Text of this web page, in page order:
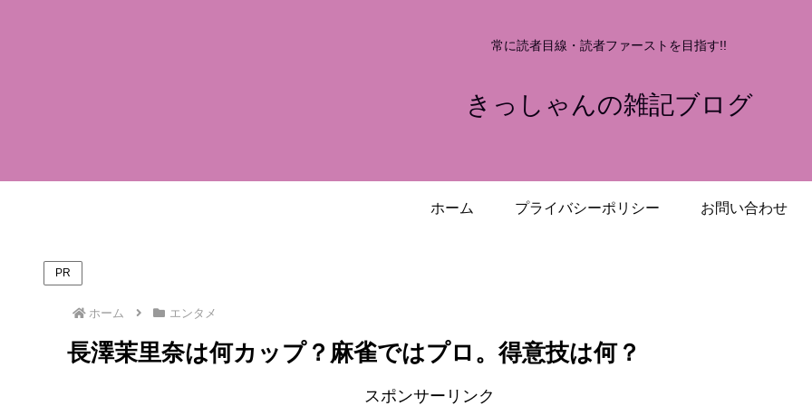
常に読者目線・読者ファーストを目指す!!
きっしゃんの雑記ブログ
ホーム プライバシーポリシー お問い合わせ
PR
ホーム エンタメ
長澤茉里奈は何カップ？麻雀ではプロ。得意技は何？
スポンサーリンク